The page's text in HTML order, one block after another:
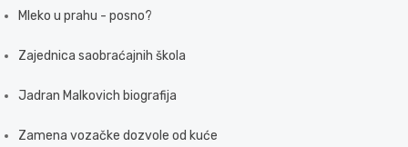
Mleko u prahu - posno?
Zajednica saobraćajnih škola
Jadran Malkovich biografija
Zamena vozačke dozvole od kuće